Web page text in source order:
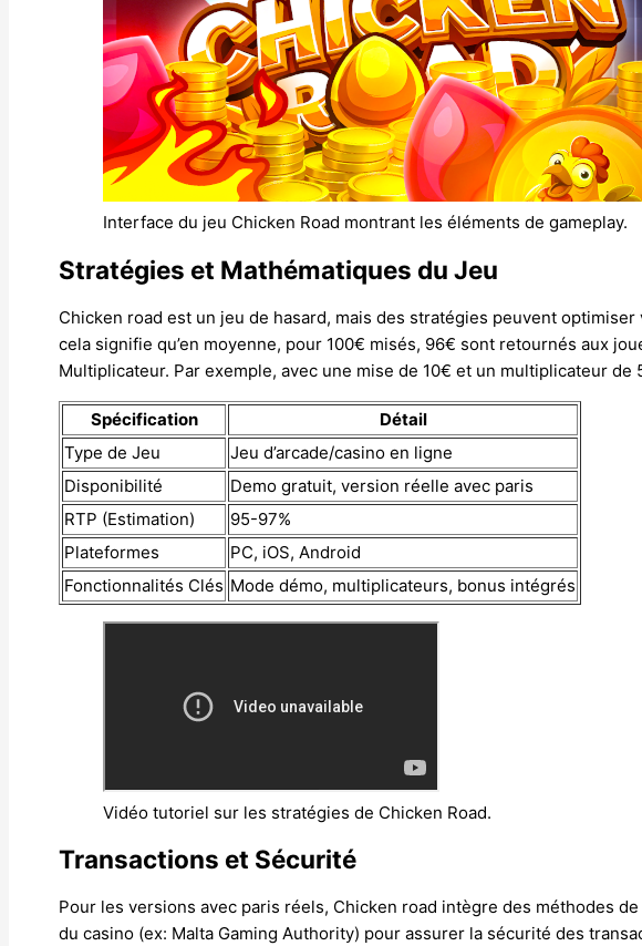
Interface du jeu Chicken Road montrant les éléments de gameplay.
Stratégies et Mathématiques du Jeu
Chicken road est un jeu de hasard, mais des stratégies peuvent
cela signifie qu’en moyenne, pour 100€ misés, 96€ sont retournés aux
Multiplicateur. Par exemple, avec une mise de 10€ et un multiplicateur
Spécification
Détail
Type de Jeu
Jeu d’arcade/casino en ligne
Disponibilité
Demo gratuit, version réelle avec paris
RTP (Estimation)
95-97%
Plateformes
PC, iOS, Android
Fonctionnalités Clés Mode démo, multiplicateurs, bonus intégrés
Vidéo tutoriel sur les stratégies de Chicken Road.
Transactions et Sécurité
Pour les versions avec paris réels, Chicken road intègre des méthodes
du casino (ex: Malta Gaming Authority) pour assurer la sécurité des